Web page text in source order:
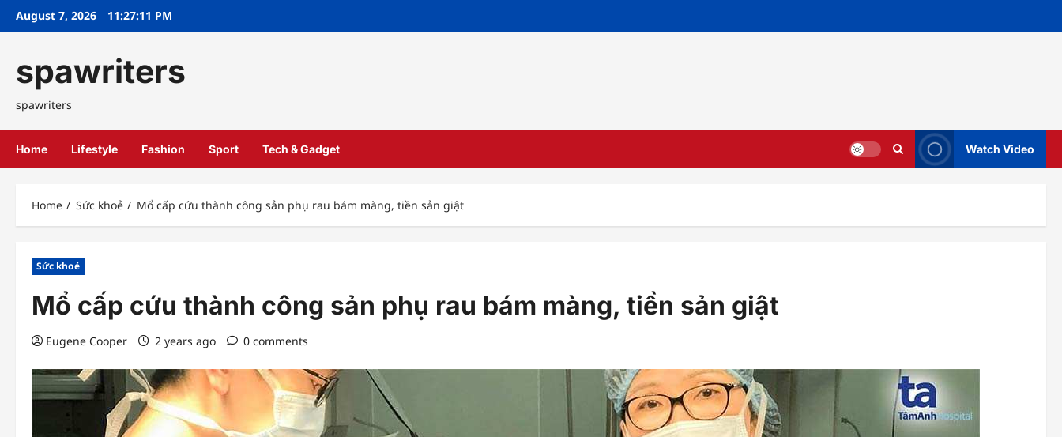
SkipAugust 7, 2026 11:27:12 PM
spawriters
spawriters
Home Lifestyle Fashion Sport Tech & Gadget Watch Video
Home Sức khoẻ Mổ cấp cứu thành công sản phụ rau bám màng, tiền sản giật
Sức khoẻ
Mổ cấp cứu thành công sản phụ rau bám màng, tiền sản giật
Eugene Cooper 2 years ago 0 comments